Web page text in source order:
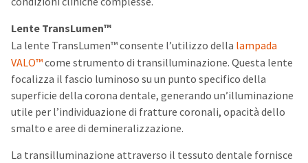
Lente TransLumen™
La lente TransLumen™ consente l’utilizzo della lampada
VALO™come strumento di transilluminazione. Questa lente
focalizza il fascio luminoso su un punto specifico della
superficie della corona dentale, generando un’illuminazione
utile per l’individuazione di fratture coronali, opacità dello
smalto e aree di demineralizzazione.
La transilluminazione attraverso il tessuto dentale fornisce